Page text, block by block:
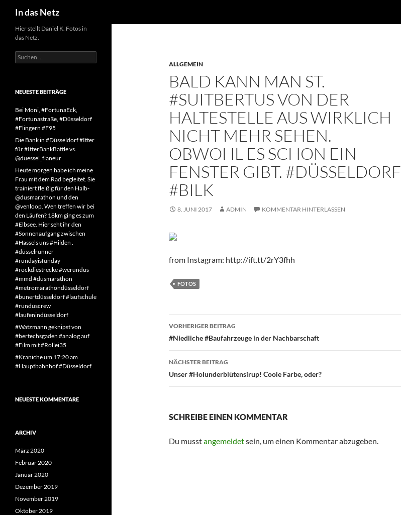
Inhalt
springen
In das Netz
ALLGEMEIN
BALD KANN MAN ST.
#SUITBERTUS VON DER
HALTESTELLE AUS WIRKLICH
NICHT MEHR SEHEN.
OBWOHL ES SCHON EIN
FENSTER GIBT. #DÜSSELDORF
#BILK
8. JUNI 2017 ADMIN KOMMENTAR HINTERLASSEN
from Instagram: http://ift.tt/2rY3fhh
FOTOS
Beitragsnavigation
VORHERIGER BEITRAG
#Niedliche #Baufahrzeuge in der Nachbarschaft
NÄCHSTER BEITRAG
Unser #Holunderblütensirup! Coole Farbe, oder?
SCHREIBE EINEN KOMMENTAR
Du musstangemeldetsein, um einen Kommentar abzugeben.
Hier stellt Daniel K. Fotos in
das Netz.
Suchen
nach:
NEUESTE BEITRÄGE
Bei Moni, #FortunaEck,
#Fortunastraße, #Düsseldorf
#Flingern #F95
Die Bank in #Düsseldorf #Itter
für #ItterBankBattle vs.
@duessel_flaneur
Heute morgen habe ich meine
Frau mit dem Rad begleitet. Sie
trainiert fleißig für den Halb-
@dusmarathon und den
@venloop. Wen treffen wir bei
den Läufen? 18km ging es zum
#Elbsee. Hier seht ihr den
#Sonnenaufgang zwischen
#Hassels uns #Hilden .
#düsselrunner
#rundayisfunday
#rockdiestrecke #werundus
#mmd #dusmarathon
#metromarathondüsseldorf
#bunertdüsseldorf #laufschule
#runduscrew
#laufenindüsseldorf
#Watzmann geknipst von
#bertechsgaden #analog auf
#Film mit #Rollei35
#Kraniche um 17:20 am
#Hauptbahnhof #Düsseldorf
NEUESTE KOMMENTARE
ARCHIV
März 2020
Februar 2020
Januar 2020
Dezember 2019
November 2019
Oktober 2019